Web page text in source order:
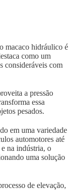
macaco hidráulico é
como um
consideráveis com
a pressão
essa
pesados.
em uma variedade
automotores até
na indústria, o
uma solução
de elevação,